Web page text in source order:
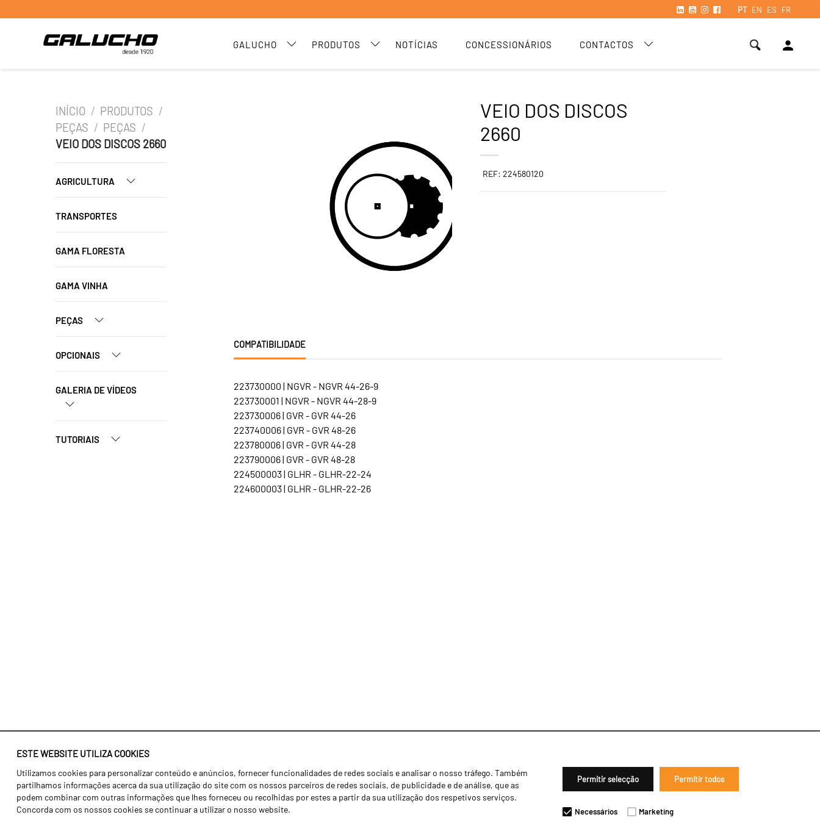
PT EN ES FR
GALUCHO PRODUTOS NOTÍCIAS CONCESSIONÁRIOS CONTACTOS person
ESTE WEBSITE UTILIZA COOKIES
Utilizamos cookies para personalizar conteúdo e anúncios, fornecer funcionalidades de redes sociais e analisar o nosso tráfego. Também
partilhamos informações acerca da sua utilização do site com os nossos parceiros de redes sociais, de publicidade e de análise, que as
podem combinar com outras informações que lhes forneceu ou recolhidas por estes a partir da sua utilização dos respetivos serviços.
Concorda com os nossos cookies se continuar a utilizar o nosso website.
Permitir selecção Permitir todos
Necessários Marketing
INÍCIO / PRODUTOS /
PEÇAS / PEÇAS /
VEIO DOS DISCOS 2660
AGRICULTURA
TRANSPORTES
GAMA FLORESTA
GAMA VINHA
PEÇAS
OPCIONAIS
GALERIA DE VÍDEOS
TUTORIAIS
VEIO DOS DISCOS
2660
REF: 224580120
COMPATIBILIDADE
223730000 | NGVR - NGVR 44-26-9
223730001 | NGVR - NGVR 44-28-9
223730006 | GVR - GVR 44-26
223740006 | GVR - GVR 48-26
223780006 | GVR - GVR 44-28
223790006 | GVR - GVR 48-28
224500003 | GLHR - GLHR-22-24
224600003 | GLHR - GLHR-22-26
Identidade
História
Fábrica / Produção
Agricultura
Transportes
Gama Floresta
Notícias
Concessionários